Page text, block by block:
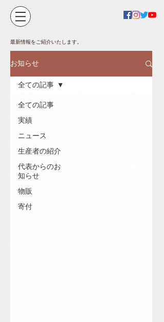
最新情報をご紹介いたします。
お知らせ
全ての記事
実績
ニュース
生産者の紹介
代表からのお
知らせ
物販
寄付
全ての記事